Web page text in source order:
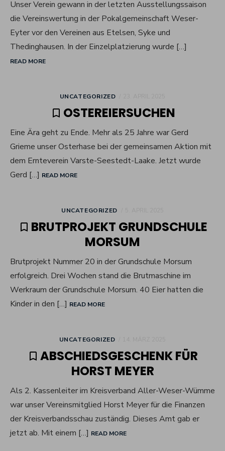
Unser Verein gewann in der letzten Ausstellungssaison
die Vereinswertung in der Pokalgemeinschaft Weser-
Eyter vor den Vereinen aus Etelsen, Syke und
Thedinghausen. In der Einzelplatzierung wurde […]
READ MORE
UNCATEGORIZED
OSTEREIERSUCHEN
Eine Ära geht zu Ende. Mehr als 25 Jahre war Gerd
Grieme unser Osterhase bei der gemeinsamen Aktion mit
dem Ernteverein Varste-Seestedt-Laake. Jetzt wurde
Gerd […] READ MORE
UNCATEGORIZED
BRUTPROJEKT GRUNDSCHULE
MORSUM
Brutprojekt Nummer 20 in der Grundschule Morsum
erfolgreich. Drei Wochen stand die Brutmaschine im
Werkraum der Grundschule Morsum. 40 Eier hatten die
Kinder in den […] READ MORE
UNCATEGORIZED
ABSCHIEDSGESCHENK FÜR
HORST MEYER
Als 2. Kassenleiter im Kreisverband Aller-Weser-Wümme
war unser Vereinsmitglied Horst Meyer für die Finanzen
der Kreisverbandsschau zuständig. Dieses Amt gab er
jetzt ab. Mit einem […] READ MORE